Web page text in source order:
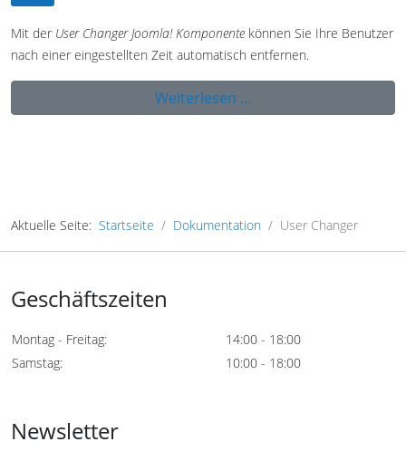
Mit der User Changer Joomla! Komponente können Sie Ihre Benutzer
nach einer eingestellten Zeit automatisch entfernen.
Weiterlesen ...
Aktuelle Seite: Startseite Dokumentation User Changer
Geschäftszeiten
Montag - Freitag:
14:00 - 18:00
Samstag:
10:00 - 18:00
Newsletter